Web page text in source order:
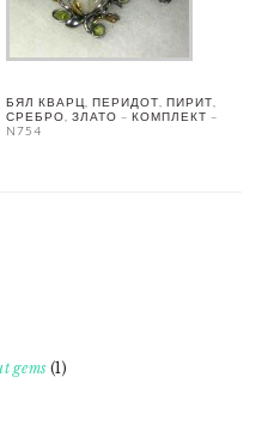
БЯЛ КВАРЦ, ПЕРИДОТ, ПИРИТ,
СРЕБРО, ЗЛАТО – КОМПЛЕКТ –
N754
gems (1)